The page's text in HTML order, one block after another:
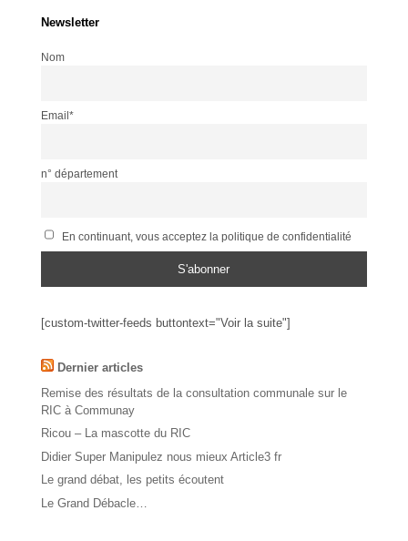
Newsletter
Nom
Email*
n° département
En continuant, vous acceptez la politique de confidentialité
[custom-twitter-feeds buttontext="Voir la suite"]
Dernier articles
Remise des résultats de la consultation communale sur le
RIC à Communay
Ricou – La mascotte du RIC
Didier Super Manipulez nous mieux Article3 fr
Le grand débat, les petits écoutent
Le Grand Débacle…